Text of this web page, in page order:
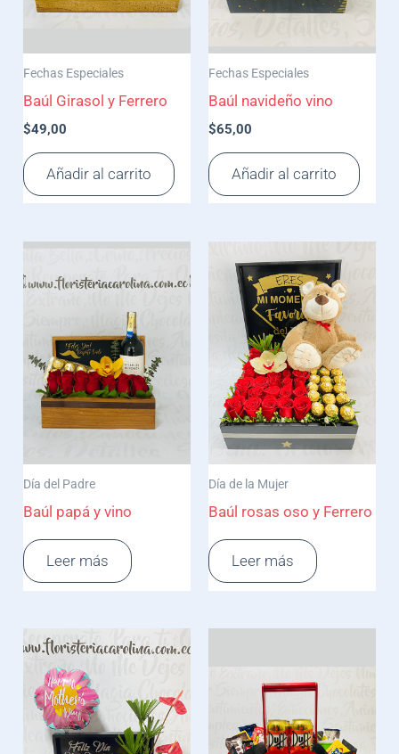
Fechas Especiales
Baúl Girasol y Ferrero
$49,00
Añadir al carrito
Fechas Especiales
Baúl navideño vino
$65,00
Añadir al carrito
Día del Padre
Baúl papá y vino
Leer más
Día de la Mujer
Baúl rosas oso y Ferrero
Leer más